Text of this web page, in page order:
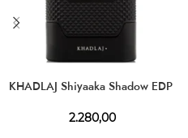
KHADLAJ Shiyaaka Shadow EDP
2.280,00